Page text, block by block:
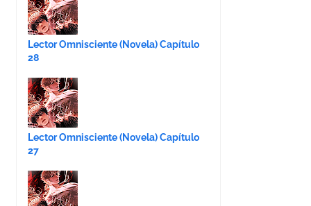
Lector Omnisciente (Novela) Capítulo
28
Lector Omnisciente (Novela) Capítulo
27